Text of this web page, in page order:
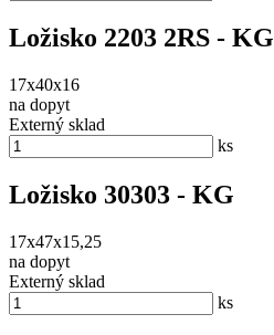
Ložisko 2203 2RS - KG
17x40x16
na dopyt
Externý sklad
ks
Ložisko 30303 - KG
17x47x15,25
na dopyt
Externý sklad
ks